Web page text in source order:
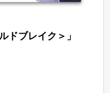
ドブレイク＞」